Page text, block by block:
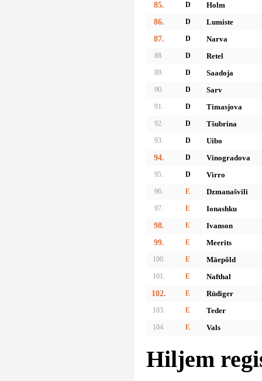
85.
D
Holm
86.
D
Lumiste
87.
D Narva
88. D Retel
89. D Saadoja
90. D Sarv
91. D Timasjova
92. D Tšubrina
93. D
Uibo
94.
D Vinogradova
95. D Virro
96. E Dzmanašvili
97. E
Ionashku
98.
E
Ivanson
99.
E Meerits
100. E Mäepõld
101. E
Nafthal
102.
E Rüdiger
103. E Teder
104. E Vals
Hiljem